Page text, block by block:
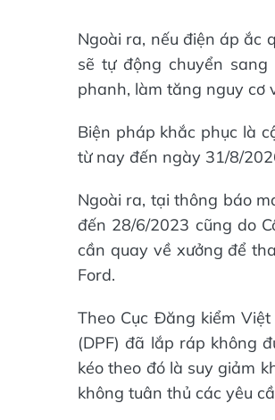
Ngoài ra, nếu điện áp ắc
sẽ tự động chuyển
phanh, làm tăng nguy cơ
Biện pháp khắc phục là
từ nay đến ngày 31/8/
Ngoài ra, tại thông báo
đến 28/6/2023 cũng do
cần quay về xưởng để
Ford.
Theo Cục Đăng kiểm
(DPF) đã lắp ráp không
kéo theo đó là suy giảm
không tuân thủ các yêu